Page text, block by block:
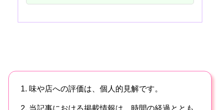
1. 味や店への評価は、個人的見解です。